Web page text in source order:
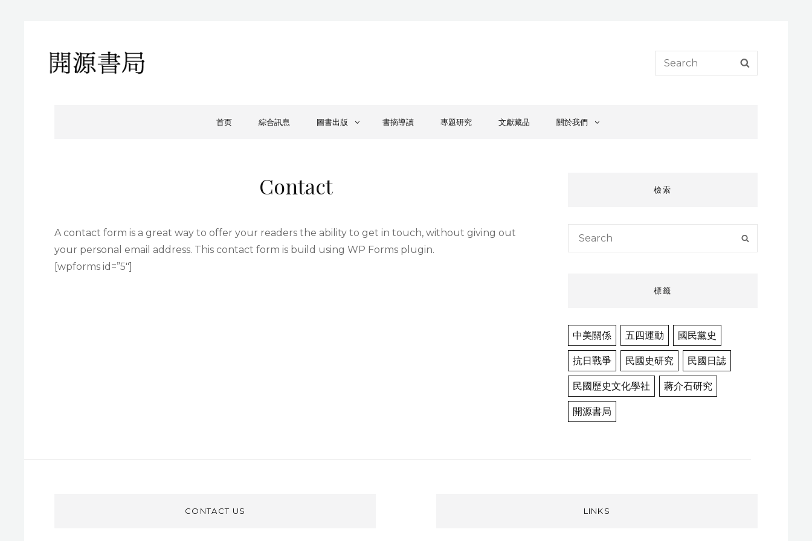
開源書局
開源書局出版有限公司
Search
for:
首页 綜合訊息 圖書出版 書摘導讀 專題研究 文獻藏品 關於我們
Contact
A contact form is a great way to offer your readers the ability to get in touch, without giving out
your personal email address. This contact form is build using WP Forms plugin.
[wpforms id=”5″]
檢索
Search
標籤
中美關係 五四運動 國民黨史
抗日戰爭 民國史研究 民國日誌
民國歷史文化學社 蔣介石研究
開源書局
CONTACT US LINKS